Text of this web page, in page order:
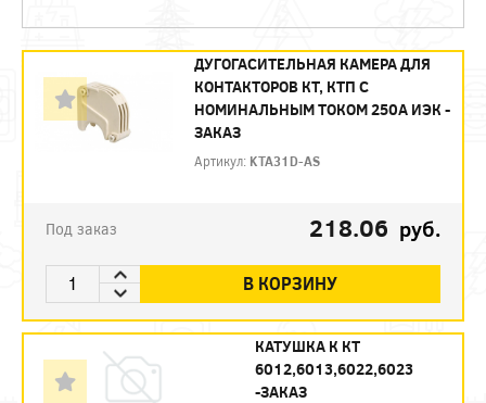
ДУГОГАСИТЕЛЬНАЯ КАМЕРА ДЛЯ
КОНТАКТОРОВ КТ, КТП С
НОМИНАЛЬНЫМ ТОКОМ 250А ИЭК -
ЗАКАЗ
Артикул: KTA31D-AS
Под заказ 218.06 руб.
В КОРЗИНУ
КАТУШКА К КТ
6012,6013,6022,6023
-ЗАКАЗ